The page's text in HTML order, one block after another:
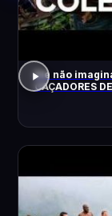
Ele não
CAÇADORES